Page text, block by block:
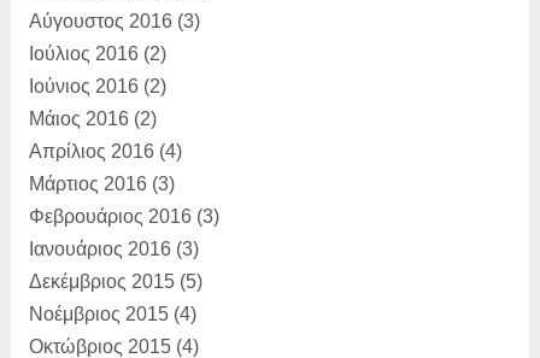
Αύγουστος 2016(3)
Ιούλιος 2016(2)
Ιούνιος 2016(2)
Μάιος 2016(2)
Απρίλιος 2016(4)
Μάρτιος 2016(3)
Φεβρουάριος 2016(3)
Ιανουάριος 2016(3)
Δεκέμβριος 2015(5)
Νοέμβριος 2015(4)
Οκτώβριος 2015(4)